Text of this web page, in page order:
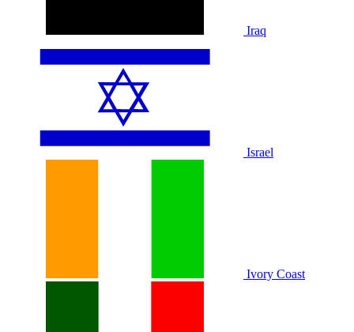
Iraq
Israel
Ivory Coast